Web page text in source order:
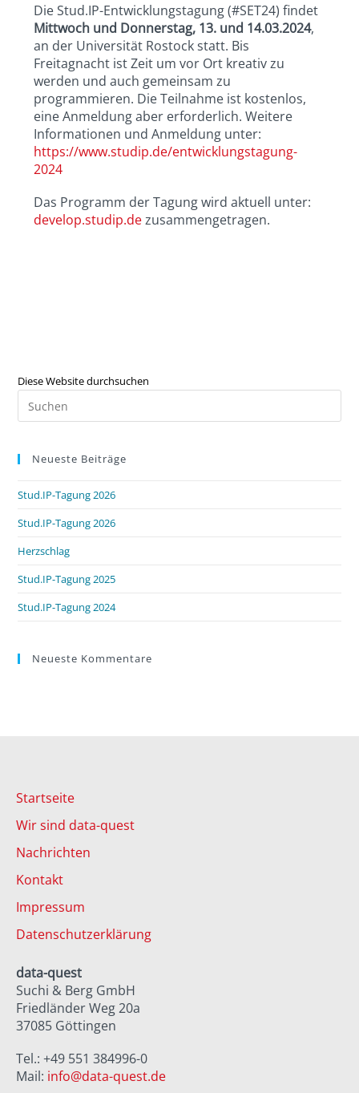
Die Stud.IP-Entwicklungstagung (#SET24) findet
Mittwoch und Donnerstag, 13. und 14.03.2024,
an der Universität Rostock statt. Bis
Freitagnacht ist Zeit um vor Ort kreativ zu
werden und auch gemeinsam zu
programmieren. Die Teilnahme ist kostenlos,
eine Anmeldung aber erforderlich. Weitere
Informationen und Anmeldung unter:
https://www.studip.de/entwicklungstagung-
2024
Das Programm der Tagung wird aktuell unter:
develop.studip.dezusammengetragen.
Diese Website durchsuchen
Neueste Beiträge
Stud.IP-Tagung 2026
Stud.IP-Tagung 2026
Herzschlag
Stud.IP-Tagung 2025
Stud.IP-Tagung 2024
Neueste Kommentare
Startseite
Wir sind data-quest
Nachrichten
Kontakt
Impressum
Datenschutzerklärung
data-quest
Suchi & Berg GmbH
Friedländer Weg 20a
37085 Göttingen
Tel.: +49 551 384996-0
Mail: info@data-quest.de